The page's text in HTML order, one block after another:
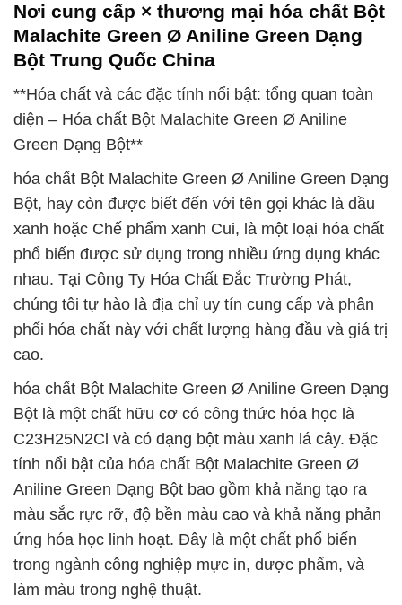
Nơi cung cấp × thương mại hóa chất Bột
Malachite Green Ø Aniline Green Dạng
Bột Trung Quốc China
**Hóa chất và các đặc tính nổi bật: tổng quan toàn
diện – Hóa chất Bột Malachite Green Ø Aniline
Green Dạng Bột**
hóa chất Bột Malachite Green Ø Aniline Green Dạng
Bột, hay còn được biết đến với tên gọi khác là dầu
xanh hoặc Chế phẩm xanh Cui, là một loại hóa chất
phổ biến được sử dụng trong nhiều ứng dụng khác
nhau. Tại Công Ty Hóa Chất Đắc Trường Phát,
chúng tôi tự hào là địa chỉ uy tín cung cấp và phân
phối hóa chất này với chất lượng hàng đầu và giá trị
cao.
hóa chất Bột Malachite Green Ø Aniline Green Dạng
Bột là một chất hữu cơ có công thức hóa học là
C23H25N2Cl và có dạng bột màu xanh lá cây. Đặc
tính nổi bật của hóa chất Bột Malachite Green Ø
Aniline Green Dạng Bột bao gồm khả năng tạo ra
màu sắc rực rỡ, độ bền màu cao và khả năng phản
ứng hóa học linh hoạt. Đây là một chất phổ biến
trong ngành công nghiệp mực in, dược phẩm, và
làm màu trong nghệ thuật.